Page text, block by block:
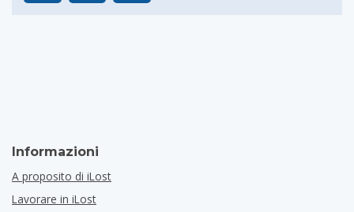
Informazioni
A proposito di iLost
Lavorare in iLost